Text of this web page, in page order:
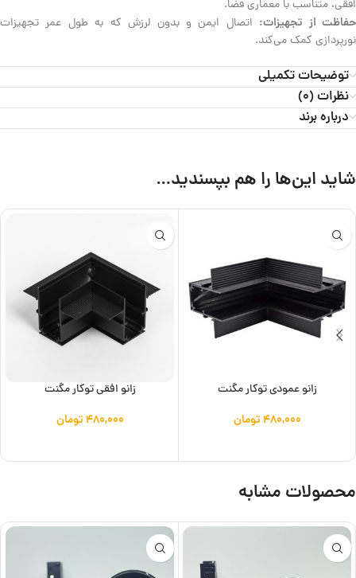
افقی، متناسب با معماری فضا.
حفاظت از تجهیزات: اتصال ایمن و بدون لرزش که به طول عمر تجهیزات
نورپردازی کمک می‌کند.
توضیحات تکمیلی
نظرات (0)
درباره برند
شاید این‌ها را هم بپسندید…
زانو عمودی توکار مگنت
۴۸۰,۰۰۰تومان
زانو افقی توکار مگنت
۴۸۰,۰۰۰تومان
محصولات مشابه